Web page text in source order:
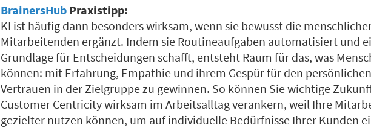
BrainersHub Praxistipp:
KI ist häufig dann besonders wirksam, wenn sie bewusst die
Mitarbeitenden ergänzt. Indem sie Routineaufgaben automatisiert und
Grundlage für Entscheidungen schafft, entsteht Raum für das, was
können: mit Erfahrung, Empathie und ihrem Gespür für den
Vertrauen in der Zielgruppe zu gewinnen. So können Sie wichtige
Customer Centricity wirksam im Arbeitsalltag verankern, weil Ihre
gezielter nutzen können, um auf individuelle Bedürfnisse Ihrer Kunden